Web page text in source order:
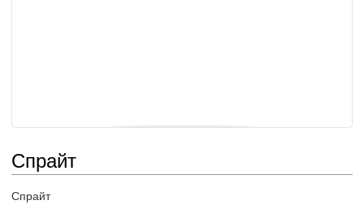
Спрайт
Спрайт